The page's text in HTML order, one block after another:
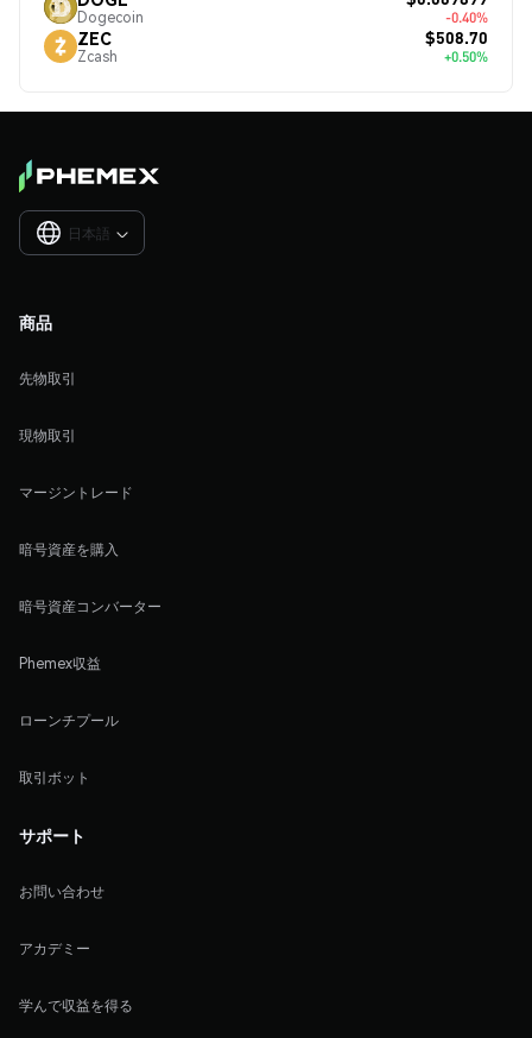
Dogecoin -0.40%
ZEC
Zcash
$508.70
+0.50%
日本語 
商品
先物取引
現物取引
マージントレード
暗号資産を購入
暗号資産コンバーター
Phemex収益
ローンチプール
取引ボット
サポート
お問い合わせ
アカデミー
学んで収益を得る